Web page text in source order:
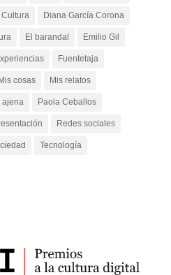
Cultura Diana García Corona
El barandal Emilio Gil
Fuentetaja
Mis cosas Mis relatos
ajena Paola Ceballos
Redes sociales
Tecnología